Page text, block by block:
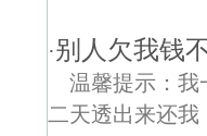
·别人欠我钱
温馨提示：我
二天透出来还